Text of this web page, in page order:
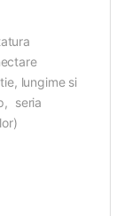
lungime si
seria